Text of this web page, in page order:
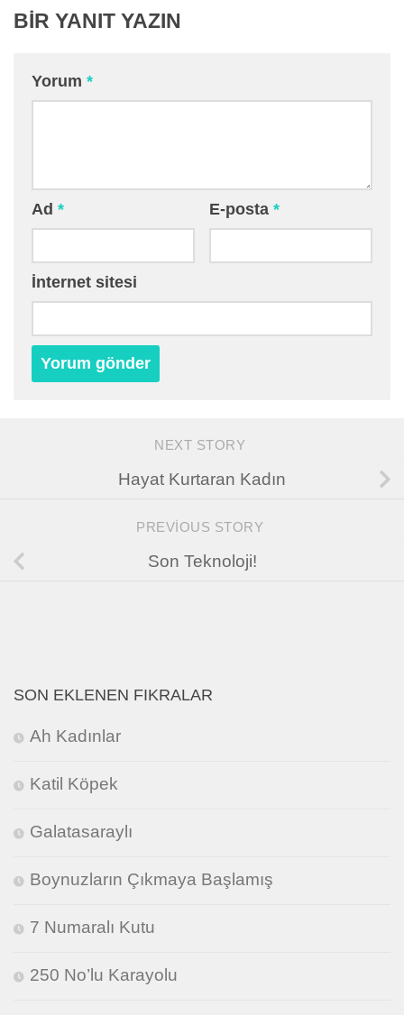
BIR YANIT YAZIN
Yorum *
Ad * E-posta *
İnternet sitesi
NEXT STORY
Hayat Kurtaran Kadın
PREVIOUS STORY
Son Teknoloji!
SON EKLENEN FIKRALAR
Ah Kadınlar
Katil Köpek
Galatasaraylı
Boynuzların Çıkmaya Başlamış
7 Numaralı Kutu
250 No’lu Karayolu